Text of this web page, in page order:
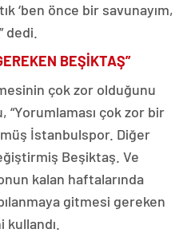
‘ben önce bir savunayım,
dedi.
BEŞİKTAŞ”
çok zor olduğunu
“Yorumlaması çok zor bir
İstanbulspor. Diğer
Beşiktaş. Ve
kalan haftalarında
gitmesi gereken